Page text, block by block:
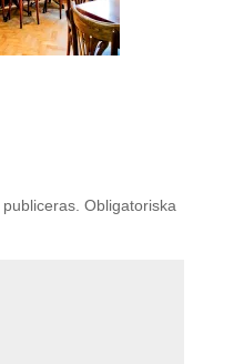
Obligatoriska